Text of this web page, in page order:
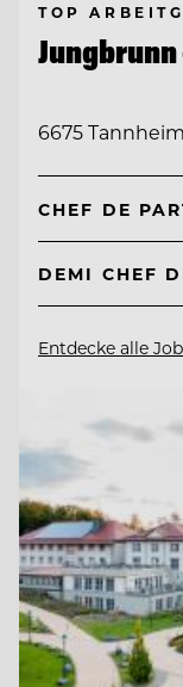
TOP
6675
CHEF DE
DEMI CHEF
Entdecke alle